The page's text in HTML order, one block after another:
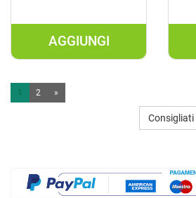
AGGIUNGI
AGGIUNGI
CARRELLO
1 2 »
Consigliati